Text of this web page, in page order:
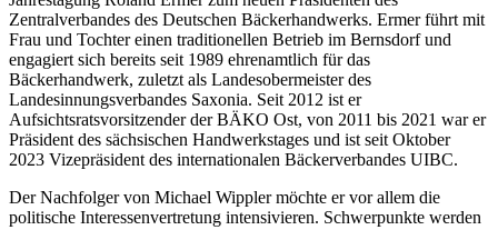
Zentralverbandes des Deutschen Bäckerhandwerks. Ermer führt mit
Frau und Tochter einen traditionellen Betrieb im Bernsdorf und
engagiert sich bereits seit 1989 ehrenamtlich für das
Bäckerhandwerk, zuletzt als Landesobermeister des
Landesinnungsverbandes Saxonia. Seit 2012 ist er
Aufsichtsratsvorsitzender der BÄKO Ost, von 2011 bis 2021 war er
Präsident des sächsischen Handwerkstages und ist seit Oktober
2023 Vizepräsident des internationalen Bäckerverbandes UIBC.
Der Nachfolger von Michael Wippler möchte er vor allem die
politische Interessenvertretung intensivieren. Schwerpunkte werden